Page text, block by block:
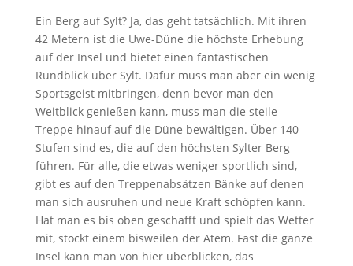
Ein Berg auf Sylt? Ja, das geht tatsächlich. Mit ihren
42 Metern ist die Uwe-Düne die höchste Erhebung
auf der Insel und bietet einen fantastischen
Rundblick über Sylt. Dafür muss man aber ein wenig
Sportsgeist mitbringen, denn bevor man den
Weitblick genießen kann, muss man die steile
Treppe hinauf auf die Düne bewältigen. Über 140
Stufen sind es, die auf den höchsten Sylter Berg
führen. Für alle, die etwas weniger sportlich sind,
gibt es auf den Treppenabsätzen Bänke auf denen
man sich ausruhen und neue Kraft schöpfen kann.
Hat man es bis oben geschafft und spielt das Wetter
mit, stockt einem bisweilen der Atem. Fast die ganze
Insel kann man von hier überblicken, das